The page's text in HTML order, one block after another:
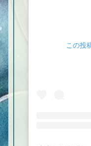
この投